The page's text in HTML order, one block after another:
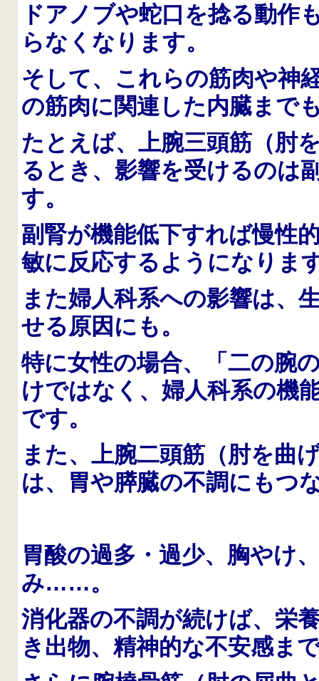
ドアノブや蛇口を捻る動作
らなくなります。
そして、これらの筋肉や神
の筋肉に関連した内臓まで
たとえば、上腕三頭筋（肘
るとき、影響を受けるのは
す。
副腎が機能低下すれば慢性
敏に反応するようになりま
また婦人科系への影響は、
せる原因にも。
特に女性の場合、「二の腕
けではなく、婦人科系の機
です。
また、上腕二頭筋（肘を曲
は、胃や膵臓の不調にもつ
胃酸の過多・過少、胸やけ
み……。
消化器の不調が続けば、栄
き出物、精神的な不安感ま